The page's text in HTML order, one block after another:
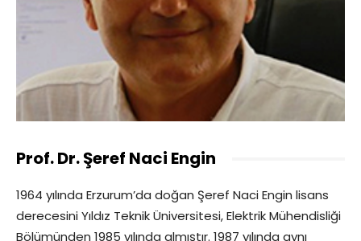
Prof. Dr. Şeref Naci Engin
1964 yılında Erzurum’da doğan Şeref Naci Engin lisans
derecesini Yıldız Teknik Üniversitesi, Elektrik Mühendisliği
Bölümünden 1985 yılında almıştır. 1987 yılında aynı